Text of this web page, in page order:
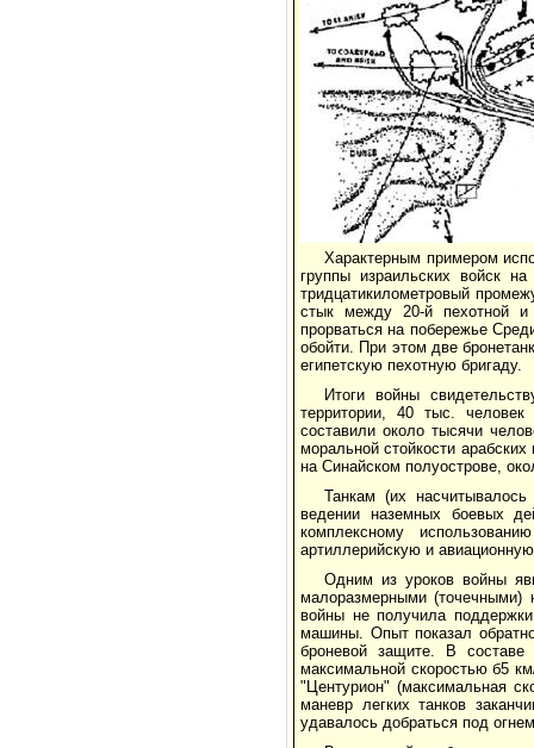
Характерным примером
группы израильских войск
тридцатикилометровый
стык между 20-й пехотной
прорваться на побережье
обойти. При этом две
египетскую пехотную бригаду.
Итоги войны
территории, 40 тыс.
составили около тысячи
моральной стойкости арабских
на Синайском полуострове,
Танкам (их
ведении наземных боевых
комплексному
артиллерийскую и
Одним из уроков войны
малоразмерными
войны не получила
машины. Опыт показал
броневой защите. В составе
максимальной скоростью б5
"Центурион" (максимальная
маневр легких танков
удавалось добраться под